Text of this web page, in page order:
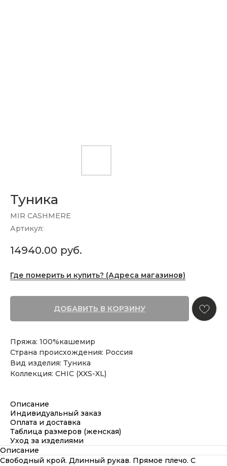
Туника
MIR CASHMERE
Артикул:
14940.00 руб.
Где померить и купить? (Адреса магазинов)
ДОБАВИТЬ В КОРЗИНУ
Пряжа: 100%кашемир
Страна происхождения: Россия
Вид изделия: Туника
Коллекция: CHIC (XXS-XL)
Описание
Индивидуальный заказ
Оплата и доставка
Таблица размеров (женская)
Уход за изделиями
Описание
Свободный крой. Длинный рукав. Прямое плечо. С